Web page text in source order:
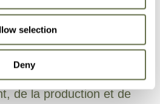
selection
Deny
de la chaîne
de la production et de